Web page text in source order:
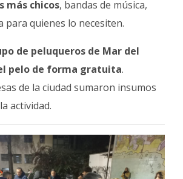
más chicos, bandas de música,
para quienes lo necesiten.
de peluqueros de Mar del
pelo de forma gratuita.
de la ciudad sumaron insumos
actividad.